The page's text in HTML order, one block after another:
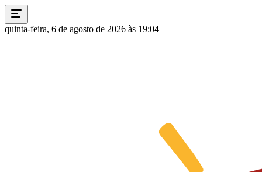
quinta-feira, 6 de agosto de 2026 às 19:04